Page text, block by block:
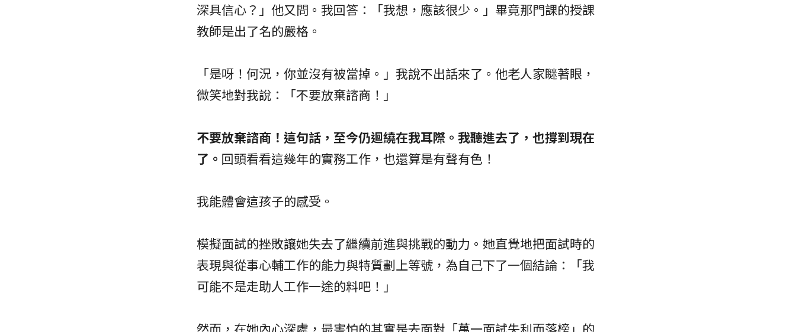
深具信心？」他又問。我回答：「我想，應該很少。」畢竟那門課的授課
教師是出了名的嚴格。
「是呀！何況，你並沒有被當掉。」我說不出話來了。他老人家瞇著眼，
微笑地對我說：「不要放棄諮商！」
不要放棄諮商！這句話，至今仍迴繞在我耳際。我聽進去了，也撐到現在
了。 回頭看看這幾年的實務工作，也還算是有聲有色！
我能體會這孩子的感受。
模擬面試的挫敗讓她失去了繼續前進與挑戰的動力。她直覺地把面試時的
表現與從事心輔工作的能力與特質劃上等號，為自己下了一個結論：「我
可能不是走助人工作一途的料吧！」
然而，在她內心深處，最害怕的其實是去面對「萬一面試失利而落榜」的